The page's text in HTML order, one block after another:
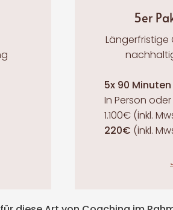
5er
Längerfristige
5x 90 Minuten
In Person
1.100€ (inkl.
220€ (inkl.